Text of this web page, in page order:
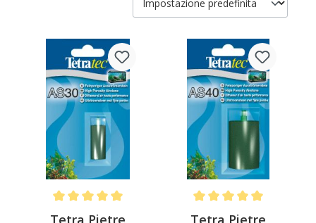
Average rating of 5 out of 5 stars
Tetra Pietre
Average rating of 5 out of
Tetra Pietre